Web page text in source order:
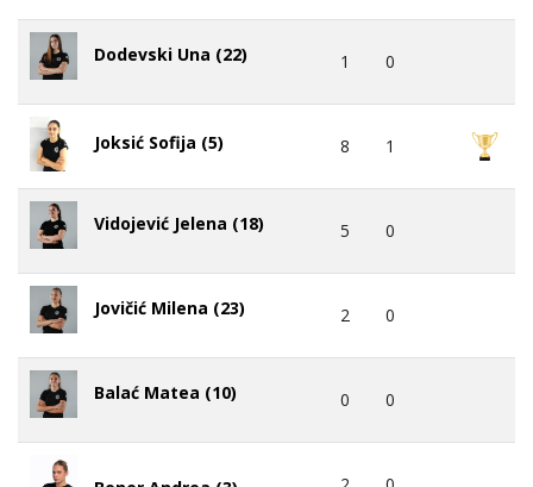
Dodevski Una (22) 1 0
Joksić Sofija (5) 8 1
Vidojević Jelena (18) 5 0
Jovičić Milena (23) 2 0
Balać Matea (10) 0 0